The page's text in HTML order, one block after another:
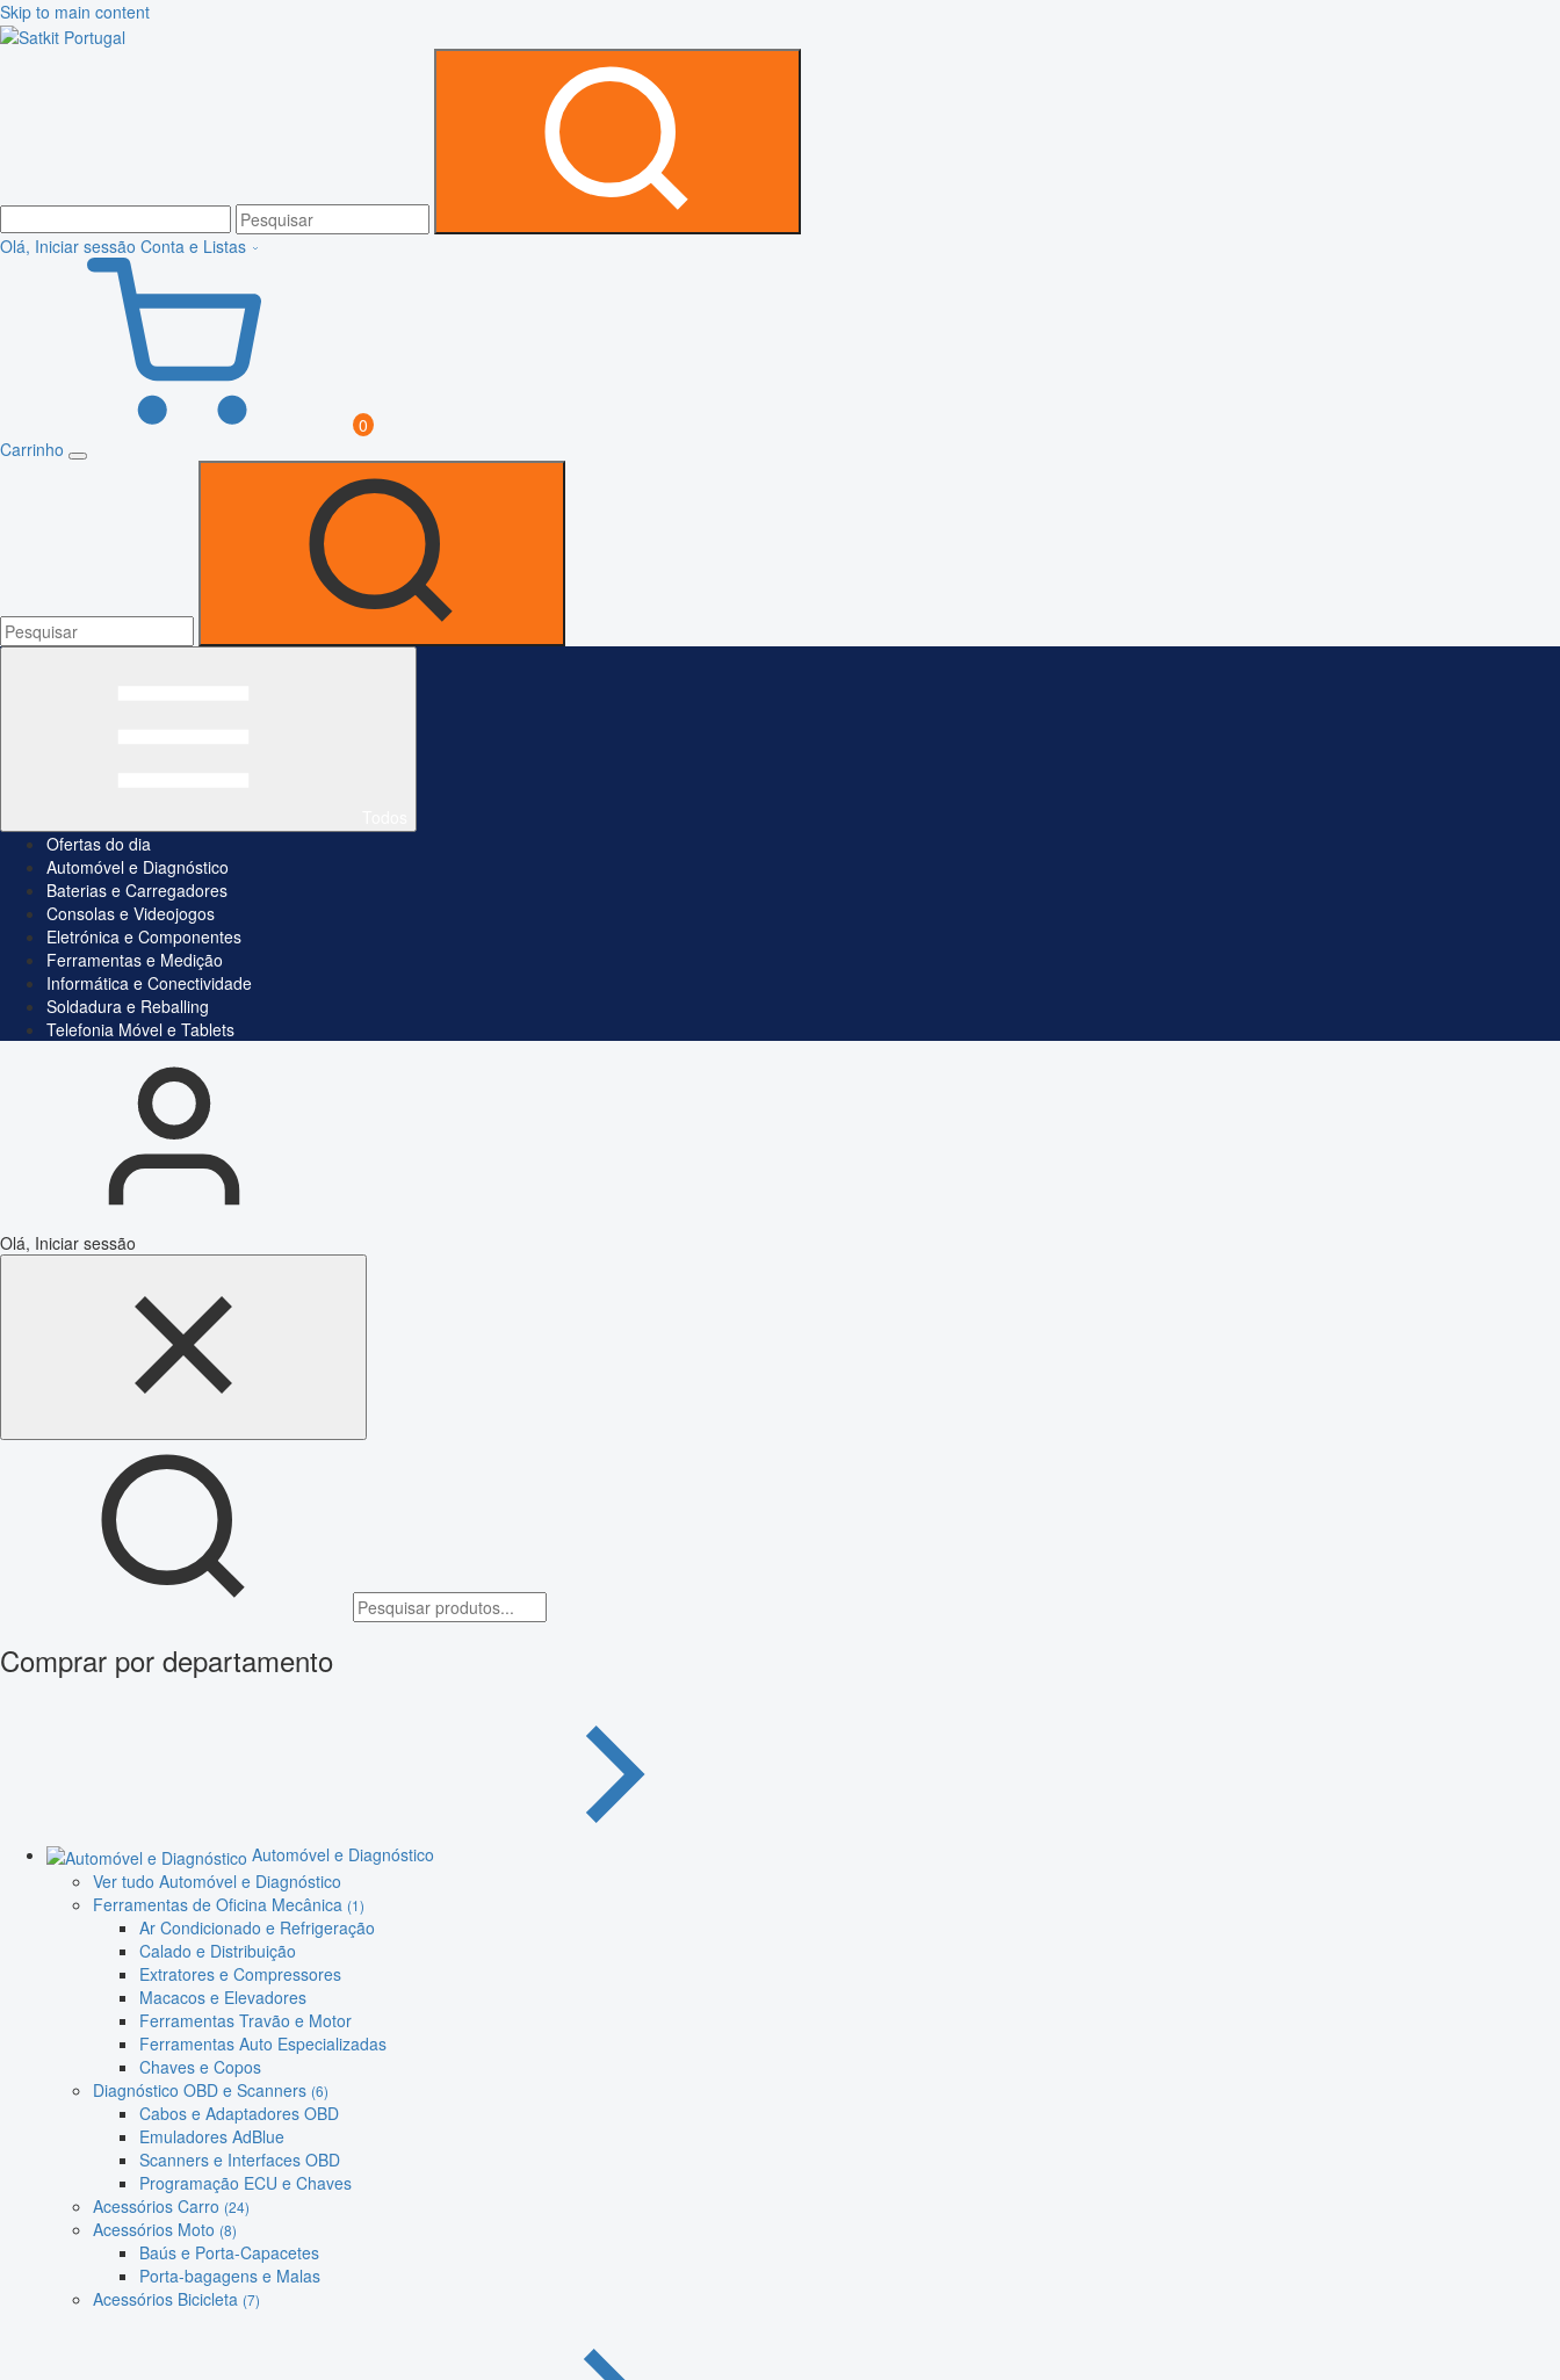
Skip to main content
Olá, Iniciar sessão Conta e Listas
0
Carrinho
Ofertas do dia
Automóvel e Diagnóstico
Baterias e Carregadores
Consolas e Videojogos
Eletrónica e Componentes
Ferramentas e Medição
Informática e Conectividade
Soldadura e Reballing
Telefonia Móvel e Tablets
Olá, Iniciar sessão
Comprar por departamento
Automóvel e Diagnóstico
Ver tudo Automóvel e Diagnóstico
Ferramentas de Oficina Mecânica (1)
Ar Condicionado e Refrigeração
Calado e Distribuição
Extratores e Compressores
Macacos e Elevadores
Ferramentas Travão e Motor
Ferramentas Auto Especializadas
Chaves e Copos
Diagnóstico OBD e Scanners (6)
Cabos e Adaptadores OBD
Emuladores AdBlue
Scanners e Interfaces OBD
Programação ECU e Chaves
Acessórios Carro (24)
Acessórios Moto (8)
Baús e Porta-Capacetes
Porta-bagagens e Malas
Acessórios Bicicleta (7)